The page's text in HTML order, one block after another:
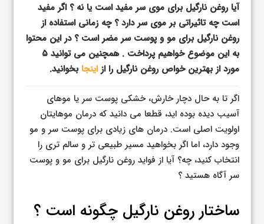
آیا روغن نارگیل برای موی سر مفید است یا نه ؟ اگر مفید
است چه تاثیراتی بر موی سر دارد ؟ چه زمانی استفاده از
روغن نارگیل برای مو و پوست سر مضر است ؟ در این محتوا
به این موضوع خواهیم پرداخت . همچنین می توانید ۵
مورد از بهترین خواص روغن نارگیل را ازاینجابخوانید.
اگر تا به حال دچار خارش، خشکی پوست سر یا موهای
آسیب دیده بوده اید، قطعا می دانید که درمان موهایتان
اولویت اصلی است. درمان های زیادی برای پوست سر و مو
وجود دارد، اما اگر بخواهید مسیر طبیعی تر و سالم تری را
انتخاب کنید، چه؟ آیا از فواید روغن نارگیل برای مو و پوست
سر آگاه هستید ؟
ساختار روغن نارگیل چگونه است ؟